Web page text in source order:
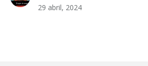
29 abril, 2024